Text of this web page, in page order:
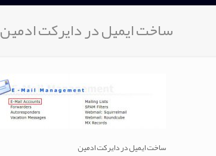
ساخت ایمیل در دایرکت ادمین
ساخت ایمیل در دایرکت ادمین